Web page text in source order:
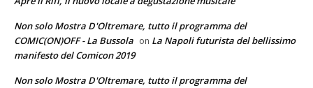
Non solo Mostra D'Oltremare, tutto il programma del
COMIC(ON)OFF - La Bussola on La Napoli futurista del bellissimo
manifesto del Comicon 2019
Non solo Mostra D'Oltremare, tutto il programma del